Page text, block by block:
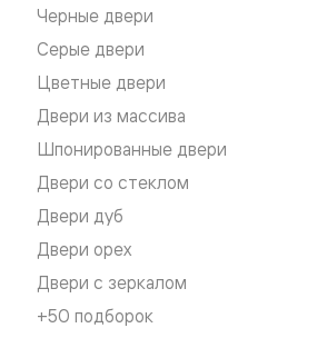
Черные двери
Серые двери
Цветные двери
Двери из массива
Шпонированные двери
Двери со стеклом
Двери дуб
Двери орех
Двери с зеркалом
+50 подборок